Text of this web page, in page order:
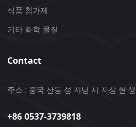
식품 첨가제
기타 화학 물질
Contact
주소 : 중국 산둥 성 지닝 시 자샹 현
+86 0537-3739818